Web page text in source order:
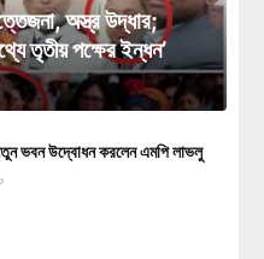
অস্ত্র উদ্ধার;
তৃতীয় পক্ষের ইন্ধন’
ভবন উদ্বোধন করলেন এমপি লাভলু